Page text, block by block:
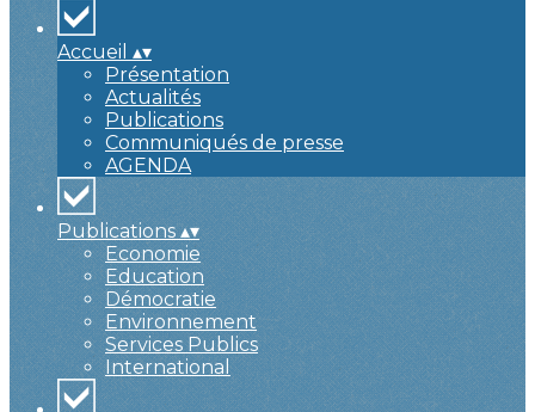
Accueil ▴▾
Présentation
Actualités
Publications
Communiqués de presse
AGENDA
Publications▴▾
Economie
Education
Démocratie
Environnement
Services Publics
International